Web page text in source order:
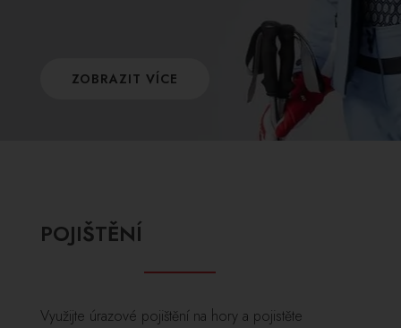
ZOBRAZIT VÍCE
POJIŠTĚNÍ
Využijte úrazové pojištění na hory a pojistěte